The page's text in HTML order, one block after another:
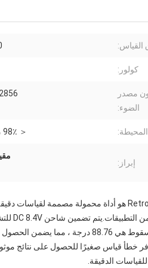
القياس:
كولور:
مصدر
الضوء:
2856 ± 50
＜ 98٪ ، لا صقيع
إبراز:
والتخزين.زاوية السقوط هي 88.76